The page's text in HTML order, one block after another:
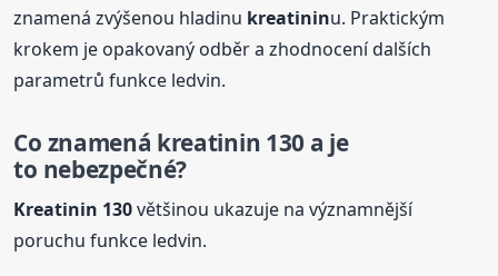
znamená zvýšenou hladinu kreatininu. Praktickým
krokem je opakovaný odběr a zhodnocení dalších
parametrů funkce ledvin.
Co znamená kreatinin 130 a je
to nebezpečné?
Kreatinin 130většinou ukazuje na významnější
poruchu funkce ledvin.